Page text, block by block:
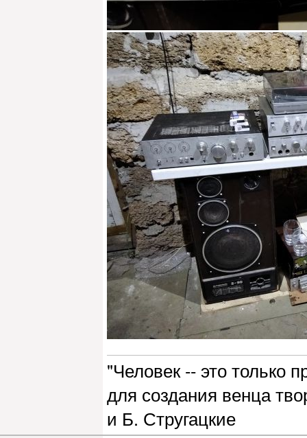
"Человек -- это только
для создания венца
и Б. Стругацкие